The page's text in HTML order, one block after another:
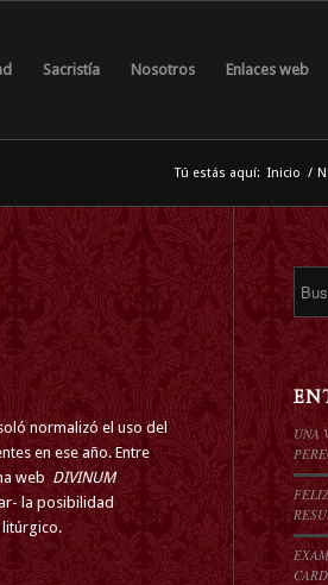
Sacristía Nosotros Enlaces web
Tú estás aquí: Inicio /
normalizó el uso del
en ese año. Entre
webDIVINUM
la posibilidad
UNA